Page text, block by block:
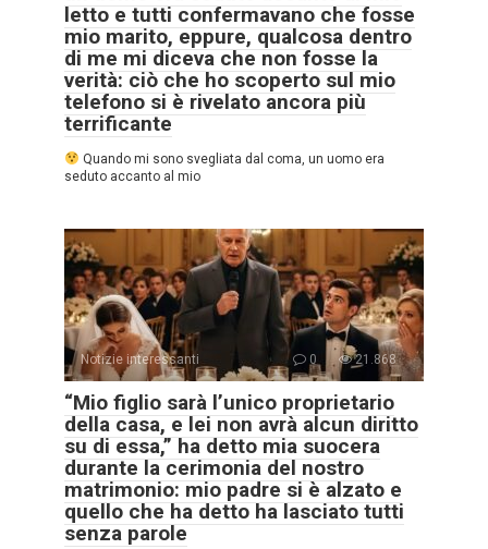
letto e tutti confermavano che fosse
mio marito, eppure, qualcosa dentro
di me mi diceva che non fosse la
verità: ciò che ho scoperto sul mio
telefono si è rivelato ancora più
terrificante
Quando mi sono svegliata dal coma, un uomo era
seduto accanto al mio
Notizie interessanti 0 21.868
“Mio figlio sarà l’unico proprietario
della casa, e lei non avrà alcun diritto
su di essa,” ha detto mia suocera
durante la cerimonia del nostro
matrimonio: mio padre si è alzato e
quello che ha detto ha lasciato tutti
senza parole